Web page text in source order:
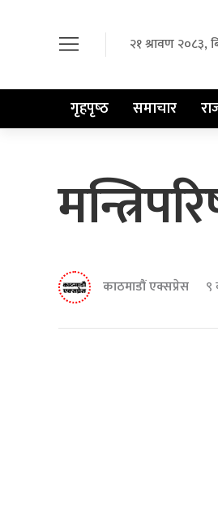
२१ श्रावण २०८३,
गृहपृष्‍ठ समाचार
काठमाडौं एक्सप्रेस ९